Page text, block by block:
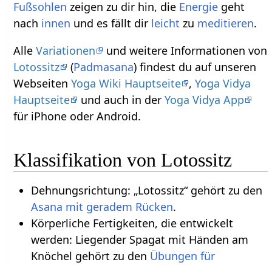
Fußsohlen zeigen zu dir hin, die Energie geht
nach innen und es fällt dir leicht zu meditieren.
AlleVariationen
und weitere Informationen von
Lotossitz
(Padmasana) findest du auf unseren
WebseitenYoga Wiki Hauptseite ,Yoga Vidya
Hauptseite
und auch in derYoga Vidya App
für iPhone oder Android.
Klassifikation von Lotossitz
Dehnungsrichtung: „Lotossitz“ gehört zu den
Asana mit geradem Rücken.
Körperliche Fertigkeiten, die entwickelt
werden: Liegender Spagat mit Händen am
Knöchel gehört zu den Übungen für